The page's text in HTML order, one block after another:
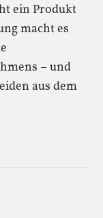
ein Produkt
macht es
– und
aus dem